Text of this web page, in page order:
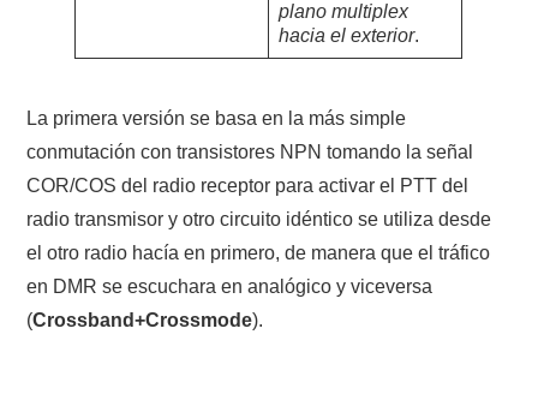
plano multiplex
hacia el exterior.
La primera versión se basa en la más simple
conmutación con transistores NPN tomando la señal
COR/COS del radio receptor para activar el PTT del
radio transmisor y otro circuito idéntico se utiliza desde
el otro radio hacía en primero, de manera que el tráfico
en DMR se escuchara en analógico y viceversa
(Crossband+Crossmode).